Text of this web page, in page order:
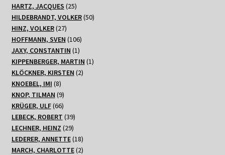
Produkte
HARTZ, JACQUES 2525
Produkte
HILDEBRANDT, VOLKER 5050
HINZ, VOLKER 2727
Produkte
HOFFMANN, SVEN 106106
Produkte
JAXY, CONSTANTIN 11
Produkt
KIPPENBERGER, MARTIN 11
KLÖCKNER, KIRSTEN 22
KNOEBEL, IMI 88
Produkte
KNOP, TILMAN 99
Produkte
KRÜGER, ULF 6666
Produkte
LEBECK, ROBERT 3939
Produkte
LECHNER, HEINZ 2929
Produkte
LEDERER, ANNETTE 1818
Produkte
MARCH, CHARLOTTE 22